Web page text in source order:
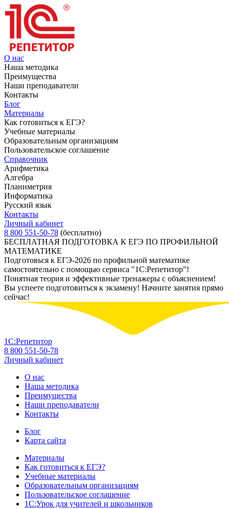
О нас
Наша методика
Преимущества
Наши преподаватели
Контакты
Блог
Материалы
Как готовиться к ЕГЭ?
Учебные материалы
Образовательным организациям
Пользовательское соглашение
Справочник
Арифметика
Алгебра
Планиметрия
Информатика
Русский язык
Контакты
Личный кабинет
8 800 551-50-78 (бесплатно)
БЕСПЛАТНАЯ ПОДГОТОВКА К ЕГЭ ПО ПРОФИЛЬНОЙ
МАТЕМАТИКЕ
Подготовься к ЕГЭ-2026 по профильной математике
самостоятельно с помощью сервиса "1С:Репетитор"!
Понятная теория и эффективные тренажеры с объяснением!
Вы успеете подготовиться к экзамену! Начните занятия прямо
сейчас!
1С:Репетитор
8 800 551-50-78
Личный кабинет
О нас
Наша методика
Преимущества
Наши преподаватели
Контакты
Блог
Карта сайта
Материалы
Как готовиться к ЕГЭ?
Учебные материалы
Образовательным организациям
Пользовательское соглашение
1С:Урок для учителей и школьников